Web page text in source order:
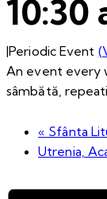
10:30
|Periodic Event
An event every
sâmbătă,
« Sfânta
Utrenia,